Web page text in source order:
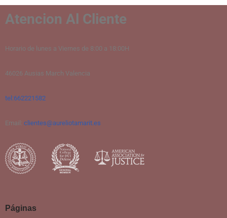
Atencion Al Cliente
Horario de lunes a Viernes de 8:00 a 18:00H
46026 Ausias March Valencia
tel:662221582
Email: clientes@aureliotamarit.es
Páginas